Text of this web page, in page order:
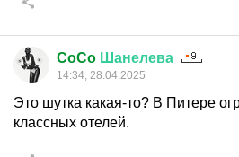
CoCo Шанелева
14:34, 28.04.2025
Это шутка какая-то? В Питере
классных отелей.